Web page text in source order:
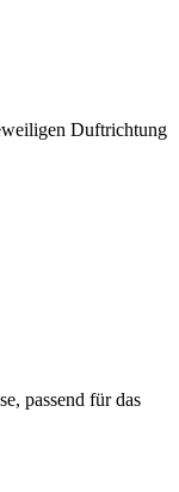
Duftrichtung
passend für das